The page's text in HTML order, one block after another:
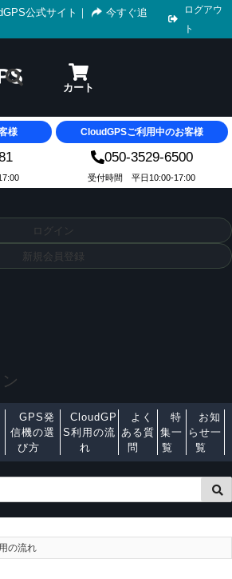
公式サイト ｜
今すぐ追
ログアウ
ト
様 CloudGPSご利用中のお客様
050-3529-6500
受付時間 平日10:00-17:00
ログイン
新規会員登録
GPS発
信機の選
び方
CloudGP
S利用の流
れ
よく
ある質
問
特
集一
覧
お知
らせ一
覧
の流れ